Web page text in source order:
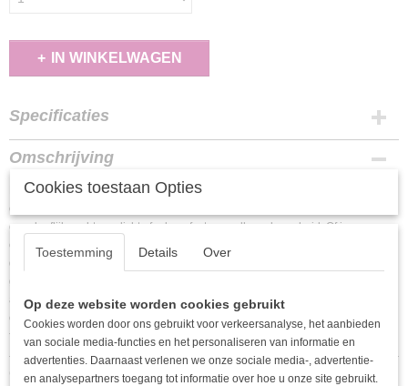
IN WINKELWAGEN
Specificaties
EAN code
6153329083057
Omschrijving
Maak je outfit compleet met deze prachtige luipaardprint sjaal in een trendy
camel kleur! Gemaakt van 100% katoen, biedt deze gebreide sjaal een
ongelooflijk zachte en lichte feel, perfect voor elke gelegenheid. Of je nu een
casual look wilt creëren of een beetje flair aan je avondoutfit wilt toevoegen,
deze sjaal is de ideale accessoire. De veelzijdige print en kleur maken het
gemakkelijk om te combineren met verschillende stijlen en kleuren, terwijl het
ademende materiaal ervoor zorgt dat je je de hele dag comfortabel voelt. Voeg
een vleugje wildheid toe aan je garderobe en laat deze sjaal je nieuwe
favoriete accessoire worden!
Ook interessant
Cookies toestaan Opties
Toestemming Details Over
Op deze website worden cookies gebruikt
Cookies worden door ons gebruikt voor verkeersanalyse, het aanbieden
van sociale media-functies en het personaliseren van informatie en
advertenties. Daarnaast verlenen we onze sociale media-, advertentie-
en analysepartners toegang tot informatie over hoe u onze site gebruikt.